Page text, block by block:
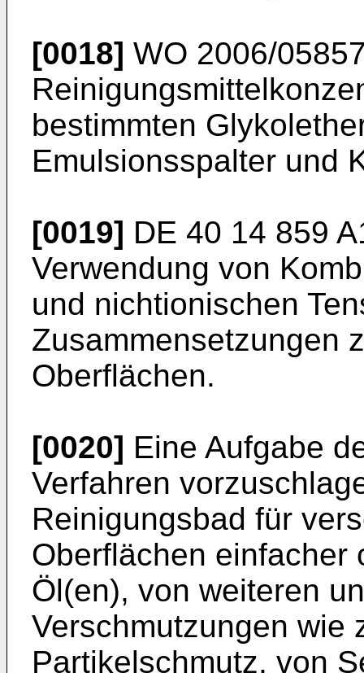
[0018] WO 2006/
bestimmten
Emulsionsspalter und
[0019] DE 40 14 859
Verwendung von
und nichtionischen
Zusammensetzungen
Oberflächen.
[0020] Eine Aufgabe
Verfahren
Reinigungsbad für
Oberflächen einfacher
Öl(en), von weiteren
Verschmutzungen wie
Partikelschmutz, von